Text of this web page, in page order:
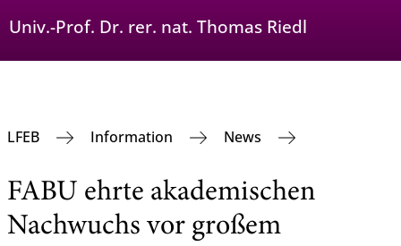
Univ.-Prof. Dr. rer. nat. Thomas Riedl
LFEB Information News
FABU ehrte akademischen
Nachwuchs vor großem